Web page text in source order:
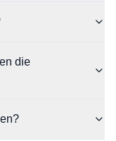
die